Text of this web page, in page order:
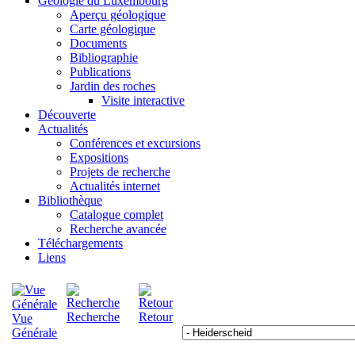
Aperçu géologique
Carte géologique
Documents
Bibliographie
Publications
Jardin des roches
Visite interactive
Découverte
Actualités
Conférences et excursions
Expositions
Projets de recherche
Actualités internet
Bibliothèque
Catalogue complet
Recherche avancée
Téléchargements
Liens
Vue
Générale
Recherche Retour